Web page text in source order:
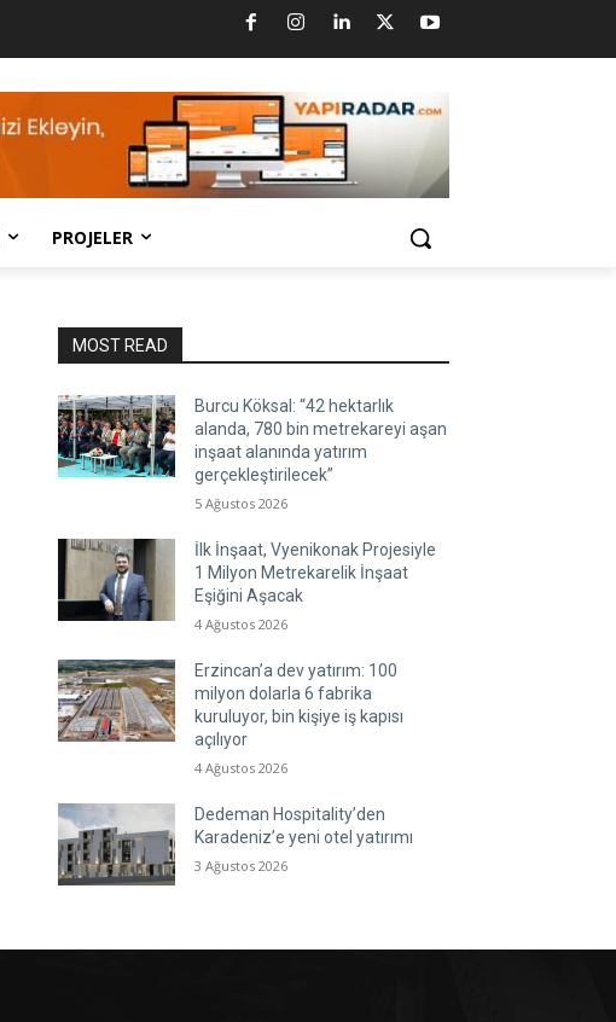
PROJELER
MOST READ
Burcu Köksal: “42 hektarlık
alanda, 780 bin metrekareyi aşan
inşaat alanında yatırım
gerçekleştirilecek”
5 Ağustos 2026
İlk İnşaat, Vyenikonak Projesiyle
1 Milyon Metrekarelik İnşaat
Eşiğini Aşacak
4 Ağustos 2026
Erzincan’a dev yatırım: 100
milyon dolarla 6 fabrika
kuruluyor, bin kişiye iş kapısı
açılıyor
4 Ağustos 2026
Dedeman Hospitality’den
Karadeniz’e yeni otel yatırımı
3 Ağustos 2026